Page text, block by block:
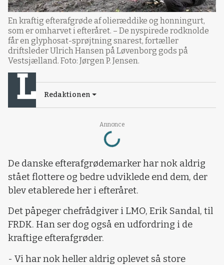
Annonce
Loading...
En kraftig efterafgrøde af olieræddike og honningurt,
som er omharvet i efteråret. – De nyspirede rodknolde
får en glyphosat-sprøjtning snarest, fortæller
driftsleder Ulrich Hansen på Løvenborg gods på
Vestsjælland. Foto: Jørgen P. Jensen.
Redaktionen
De danske efterafgrødemarker har nok aldrig
stået flottere og bedre udviklede end dem, der
blev etablerede her i efteråret.
Det påpeger chefrådgiver i LMO, Erik Sandal, til
FRDK. Han ser dog også en udfordring i de
kraftige efterafgrøder.
- Vi har nok heller aldrig oplevet så store